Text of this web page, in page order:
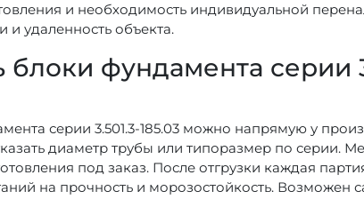
и необходимость индивидуальной
и удаленность объекта.
блоки фундамента серии
серии 3.501.3-185.03 можно напрямую у
диаметр трубы или типоразмер по серии.
под заказ. После отгрузки каждая
на прочность и морозостойкость. Возможен